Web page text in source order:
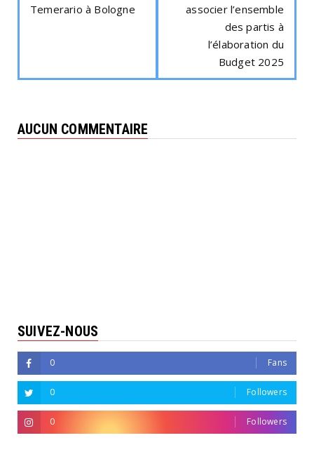
Temerario à Bologne
associer l’ensemble
des partis à
l’élaboration du
Budget 2025
AUCUN COMMENTAIRE
SUIVEZ-NOUS
0 Fans
0 Followers
0 Followers